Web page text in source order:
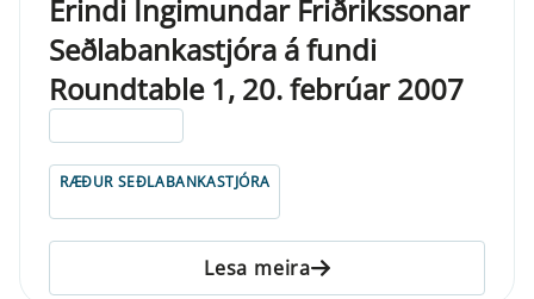
Erindi Ingimundar Friðrikssonar
Seðlabankastjóra á fundi
Roundtable 1, 20. febrúar 2007
RÆÐUR SEÐLABANKASTJÓRA
Lesa meira